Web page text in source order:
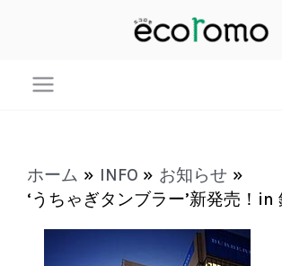
ホーム INFO
お知らせ
‘うちゃぎタンブラー’新発売！in